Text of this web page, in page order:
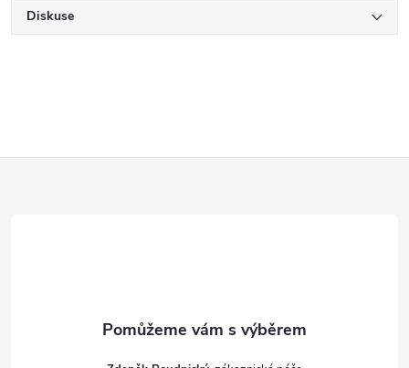
Diskuse